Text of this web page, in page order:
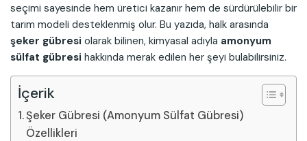
seçimi sayesinde hem üretici kazanır hem de sürdürülebilir bir
tarım modeli desteklenmiş olur. Bu yazıda, halk arasında
şeker gübresi olarak bilinen, kimyasal adıyla amonyum
sülfat gübresi hakkında merak edilen her şeyi bulabilirsiniz.
İçerik
Şeker Gübresi (Amonyum Sülfat Gübresi)
Özellikleri